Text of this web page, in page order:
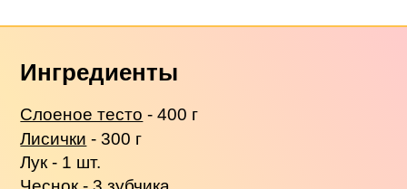
Ингредиенты
Слоеное тесто - 400 г
Лисички - 300 г
Лук - 1 шт.